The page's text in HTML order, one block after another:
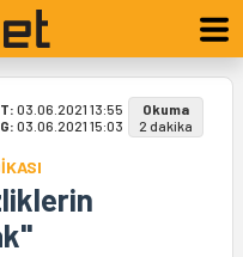
03.06.2021 13:55
03.06.2021 15:03
Okuma
2 dakika